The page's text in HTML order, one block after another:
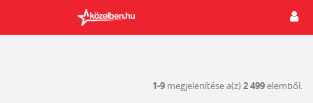
1-9 megjelenítése a(z)2 499elemből.